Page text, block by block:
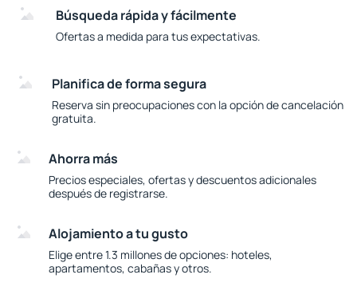
Búsqueda rápida y fácilmente
Ofertas a medida para tus expectativas.
Planifica de forma segura
Reserva sin preocupaciones con la opción de cancelación
gratuita.
Ahorra más
Precios especiales, ofertas y descuentos adicionales
después de registrarse.
Alojamiento a tu gusto
Elige entre 1.3 millones de opciones: hoteles,
apartamentos, cabañas y otros.